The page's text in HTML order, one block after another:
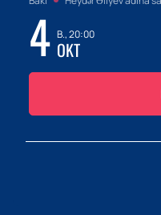
4 B., 20:00
OKT